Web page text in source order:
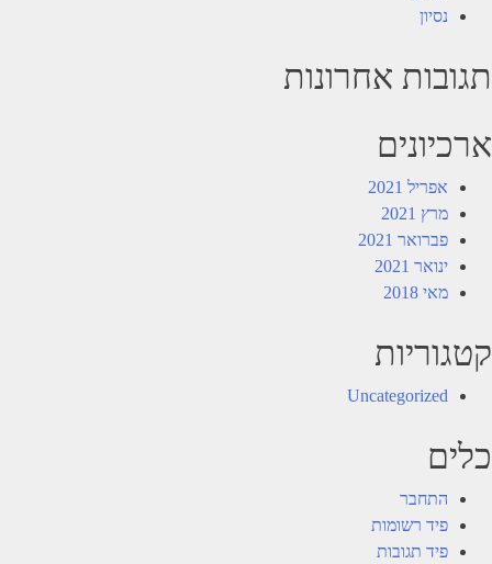
נסיון
תגובות אחרונות
ארכיונים
אפריל 2021
מרץ 2021
פברואר 2021
ינואר 2021
מאי 2018
קטגוריות
Uncategorized
כלים
התחבר
פיד רשומות
פיד תגובות